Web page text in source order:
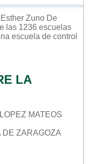
Zuno De
las 1236 escuelas
escuela de control
LA
MATEOS
DE ZARAGOZA